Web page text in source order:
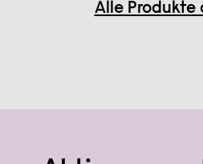
Alle Produkte